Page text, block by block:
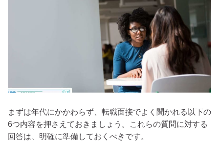
まずは年代にかかわらず、転職面接でよく聞かれる以下の
6つ内容を押さえておきましょう。これらの質問に対する
回答は、明確に準備しておくべきです。